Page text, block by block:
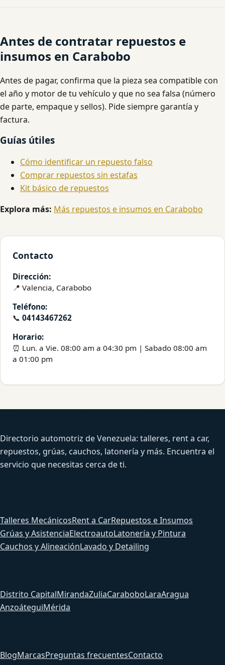
Antes de contratar repuestos e
insumos en Carabobo
Antes de pagar, confirma que la pieza sea compatible con
el año y motor de tu vehículo y que no sea falsa (número
de parte, empaque y sellos). Pide siempre garantía y
factura.
Guías útiles
Cómo identificar un repuesto falso
Comprar repuestos sin estafas
Kit básico de repuestos
Explora más: Más repuestos e insumos en Carabobo
Contacto
Dirección:
📍 Valencia, Carabobo
Teléfono:
📞 04143467262
Horario:
⏰ Lun. a Vie. 08:00 am a 04:30 pm | Sabado 08:00 am
a 01:00 pm
Directorio automotriz de Venezuela: talleres, rent a car,
repuestos, grúas, cauchos, latonería y más. Encuentra el
servicio que necesitas cerca de ti.
Talleres MecánicosRent a CarRepuestos e Insumos
Grúas y AsistenciaElectroautoLatonería y Pintura
Cauchos y AlineaciónLavado y Detailing
Distrito CapitalMirandaZuliaCaraboboLaraAragua
AnzoáteguiMérida
BlogMarcasPreguntas frecuentesContacto